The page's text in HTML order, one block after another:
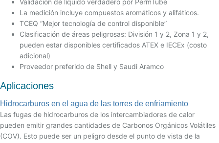
Validación de líquido verdadero por PermTube
La medición incluye compuestos aromáticos y alifáticos.
TCEQ “Mejor tecnología de control disponible”
Clasificación de áreas peligrosas: División 1 y 2, Zona 1 y 2,
pueden estar disponibles certificados ATEX e IECEx (costo
adicional)
Proveedor preferido de Shell y Saudi Aramco
Aplicaciones
Hidrocarburos en el agua de las torres de enfriamiento
Las fugas de hidrocarburos de los intercambiadores de calor
pueden emitir grandes cantidades de Carbonos Orgánicos Volátiles
(COV). Esto puede ser un peligro desde el punto de vista de la